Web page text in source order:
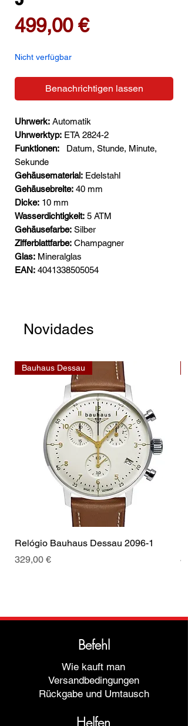
499,00 €Preis
Nicht verfügbar
Benachrichtigen lassen
Uhrwerk: Automatik
Uhrwerktyp: ETA 2824-2
Funktionen:
Datum, Stunde, Minute,
Sekunde
Gehäusematerial: Edelstahl
Gehäusebreite: 40 mm
Dicke: 10 mm
Wasserdichtigkeit: 5 ATM
Gehäusefarbe: Silber
Zifferblattfarbe: Champagner
Glas: Mineralglas
EAN: 4041338505054
Novidades
Bauhaus Dessau
Relógio Bauhaus Dessau 2096-1
Preis
329,00 €
Befehl
Wie kauft man
Versandbedingungen
Rückgabe und Umtausch